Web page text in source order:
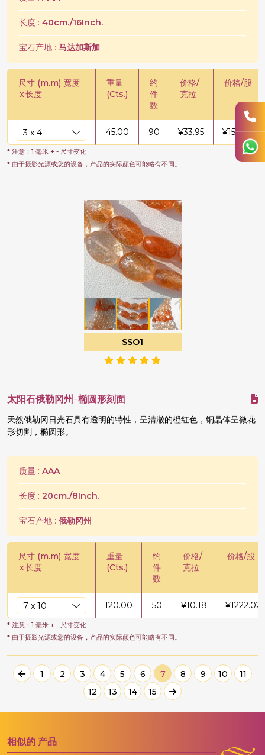
长度 : 40cm./16Inch.
宝石产地 : 马达加斯加
尺寸 (m.m) 宽度
x长度
重量
(Cts.)
约
件
数
价格/
克拉
价格/股
45.00 90 ¥33.95 ¥1527.53
* 注意：1 毫米 + - 尺寸变化
* 由于摄影光源或您的设备，产品的实际颜色可能略有不同。
SSO1
太阳石俄勒冈州-椭圆形刻面
天然俄勒冈日光石具有透明的特性，呈清澈的橙红色，铜晶体呈微花
形切割，椭圆形。
质量 : AAA
长度 : 20cm./8Inch.
宝石产地 : 俄勒冈州
尺寸 (m.m) 宽度
x长度
重量
(Cts.)
约
件
数
价格/
克拉
价格/股
120.00 50 ¥10.18 ¥1222.02
* 注意：1 毫米 + - 尺寸变化
* 由于摄影光源或您的设备，产品的实际颜色可能略有不同。
1 2 3 4 5 6 7 8 9 10
11
12
13 14 15
相似的 产品